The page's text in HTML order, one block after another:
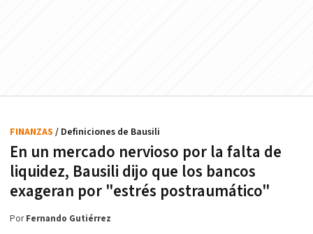
En un mercado nervioso por la falta de
liquidez, Bausili dijo que los bancos
exageran por "estrés postraumático"
FINANZAS / Definiciones de Bausili
PorFernando Gutiérrez